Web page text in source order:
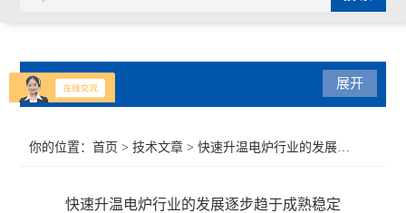
产品分类 展开
你的位置：首页 >技术文章 > 快速升温电炉行业的发展逐步趋于成熟稳定
快速升温电炉行业的发展逐步趋于成熟稳定